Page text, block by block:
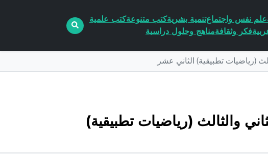
علم نفس واجتماعتنمية بشريةكتب متنوعةكتب علمية
فكر وثقافةمناهج وحلول دراسية
(رياضيات تطبيقية) الثاني عشر
والثالث (رياضيات تطبيقية)